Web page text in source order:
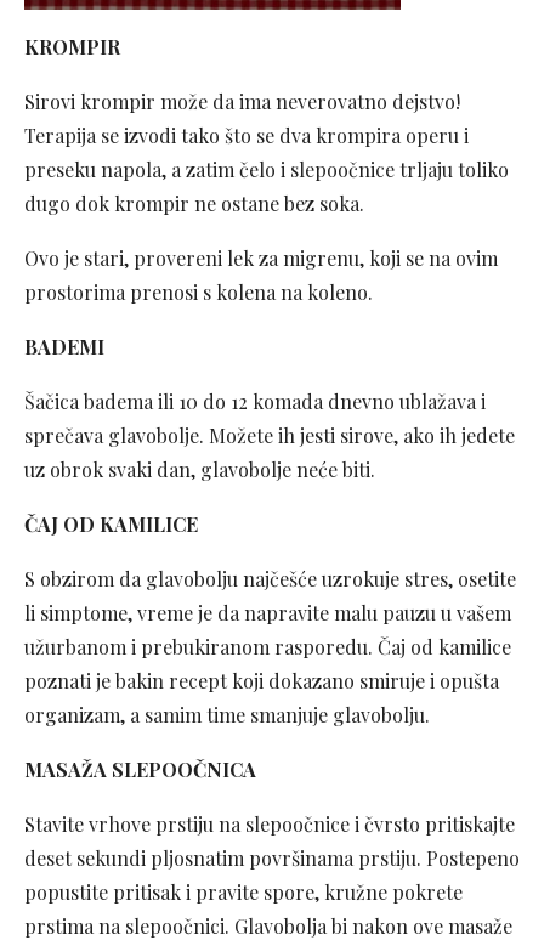
KROMPIR
Sirovi krompir može da ima neverovatno dejstvo!
Terapija se izvodi tako što se dva krompira operu i
preseku napola, a zatim čelo i slepoočnice trljaju toliko
dugo dok krompir ne ostane bez soka.
Ovo je stari, provereni lek za migrenu, koji se na ovim
prostorima prenosi s kolena na koleno.
BADEMI
Šačica badema ili 10 do 12 komada dnevno ublažava i
sprečava glavobolje. Možete ih jesti sirove, ako ih jedete
uz obrok svaki dan, glavobolje neće biti.
ČAJ OD KAMILICE
S obzirom da glavobolju najčešće uzrokuje stres, osetite
li simptome, vreme je da napravite malu pauzu u vašem
užurbanom i prebukiranom rasporedu. Čaj od kamilice
poznati je bakin recept koji dokazano smiruje i opušta
organizam, a samim time smanjuje glavobolju.
MASAŽA SLEPOOČNICA
Stavite vrhove prstiju na slepoočnice i čvrsto pritiskajte
deset sekundi pljosnatim površinama prstiju. Postepeno
popustite pritisak i pravite spore, kružne pokrete
prstima na slepoočnici. Glavobolja bi nakon ove masaže